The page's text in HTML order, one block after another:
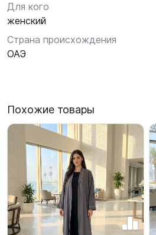
Для кого
женский
Страна происхождения
ОАЭ
Похожие товары